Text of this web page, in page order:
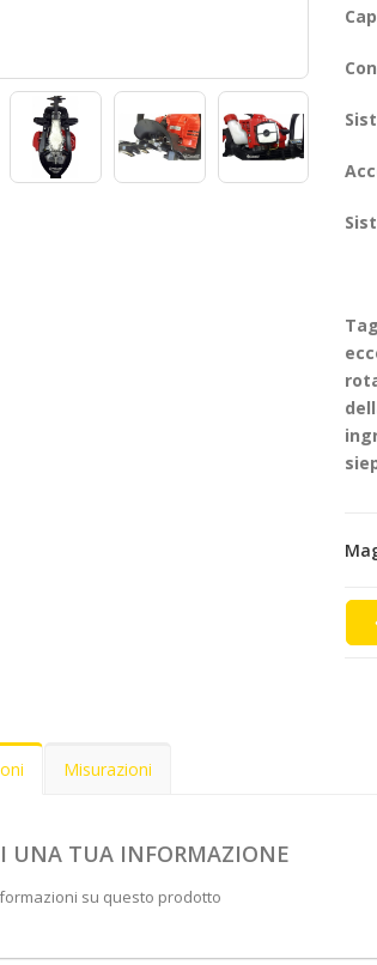
Misurazioni
UNA TUA INFORMAZIONE
su questo prodotto